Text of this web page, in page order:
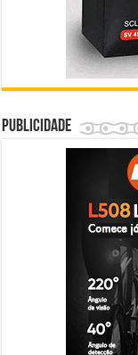
Publicidade